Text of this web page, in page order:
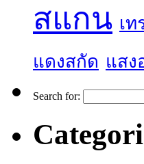
สแกน เท
แดงสกัด แสง
Search for: